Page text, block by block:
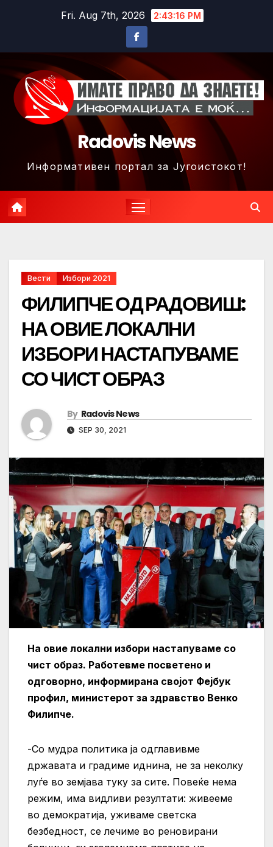
Fri. Aug 7th, 2026 2:43:19 PM
Radovis News
Информативен портал за Југоистокот!
Вести Избори 2021
ФИЛИПЧЕ ОД РАДОВИШ:
НА ОВИЕ ЛОКАЛНИ
ИЗБОРИ НАСТАПУВАМЕ
СО ЧИСТ ОБРАЗ
By Radovis News
SEP 30, 2021
На овие локални избори настапуваме со
чист образ. Работевме посветено и
одговорно, информирана својот Фејбук
профил, министерот за здравство Венко
Филипче.
-Со мудра политика ја одглавивме
државата и градиме иднина, не за неколку
луѓе во земјава туку за сите. Повеќе нема
режим, има видливи резултати: живееме
во демократија, уживаме светска
безбедност, се лечиме во реновирани